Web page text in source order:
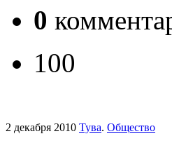
0
100
2 декабря 2010 Тува. Общество